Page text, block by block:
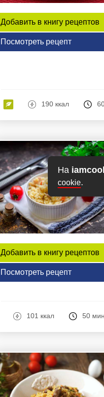
На
cookie.
Добавить в книгу рецептов
Посмотреть рецепт
190 ккал
Добавить в книгу рецептов
Посмотреть рецепт
101 ккал 50 мин